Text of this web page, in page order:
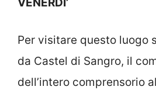
Per visitare questo luogo
da Castel di Sangro, il
dell’intero comprensorio